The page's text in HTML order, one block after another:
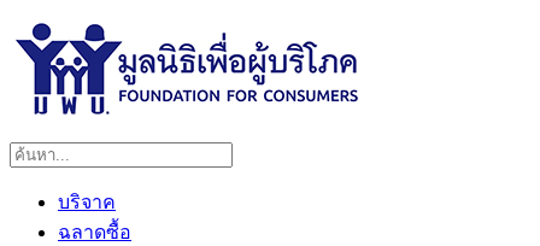
บริจาค
ฉลาดซื้อ